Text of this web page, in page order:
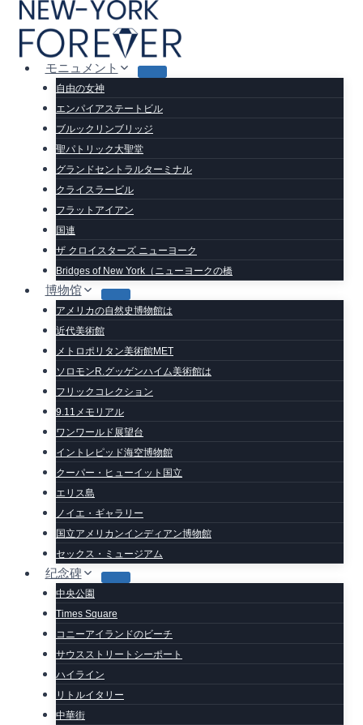
モニュメント
自由の女神
エンパイアステートビル
ブルックリンブリッジ
聖パトリック大聖堂
グランドセントラルターミナル
クライスラービル
フラットアイアン
国連
ザ クロイスターズ ニューヨーク
Bridges of New York（ニューヨークの橋
博物馆
アメリカの自然史博物館は
近代美術館
メトロポリタン美術館MET
ソロモンR.グッゲンハイム美術館は
フリックコレクション
9.11メモリアル
ワンワールド展望台
イントレピッド海空博物館
クーパー・ヒューイット国立
エリス島
ノイエ・ギャラリー
国立アメリカンインディアン博物館
セックス・ミュージアム
纪念碑
中央公園
Times Square
コニーアイランドのビーチ
サウスストリートシーポート
ハイライン
リトルイタリー
中華街